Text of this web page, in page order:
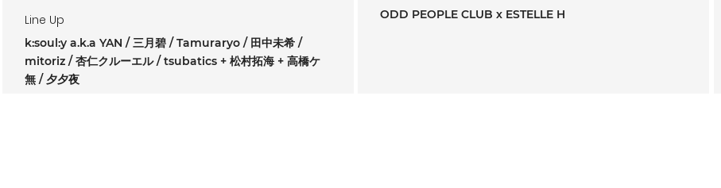
Line Up
k:soul:y a.k.a YAN 三月碧 Tamuraryo
田中未希
mitoriz
杏仁クルーエル
tsubatics + 松村拓海 + 高橋ケ
無
夕夕夜
ODD PEOPLE CLUB x ESTELLE H